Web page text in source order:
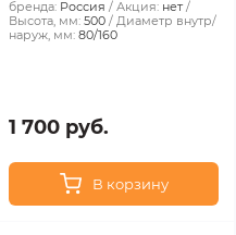
бренда: Россия Акция: нет
Высота, мм: 500
Диаметр внутр/
наруж, мм: 80/160
1 700 руб.
В корзину